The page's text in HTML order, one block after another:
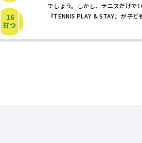
でしょう。しかし、テニスだけで
『TENNIS PLAY & STAY』が子